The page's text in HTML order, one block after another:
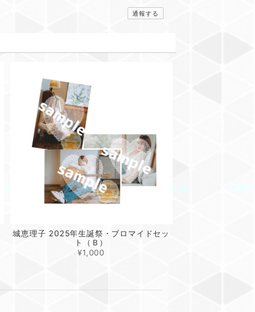
通報する
城恵理子 2025年生誕祭・ブロマイドセッ
ト（Ｂ）
¥1,000